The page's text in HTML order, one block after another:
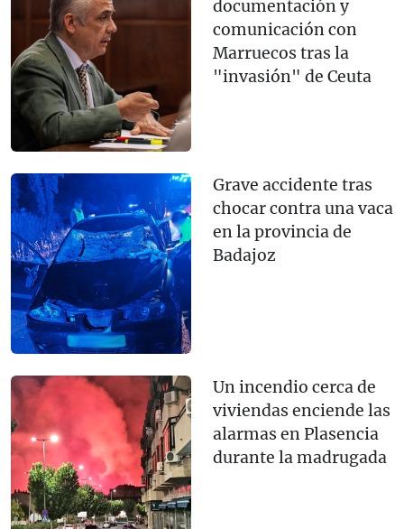
documentación y
comunicación con
Marruecos tras la
"invasión" de Ceuta
Grave accidente tras
chocar contra una vaca
en la provincia de
Badajoz
Un incendio cerca de
viviendas enciende las
alarmas en Plasencia
durante la madrugada